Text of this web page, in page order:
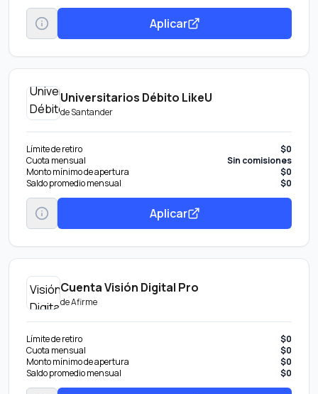
Aplicar
Universitarios Débito LikeU
deSantander
Límite de retiro
$0
Cuota mensual
Sin comisiones
Monto mínimo de apertura
$0
Saldo promedio mensual
$0
Aplicar
Cuenta Visión Digital Pro
deAfirme
Límite de retiro
$0
Cuota mensual
$0
Monto mínimo de apertura
$0
Saldo promedio mensual
$0